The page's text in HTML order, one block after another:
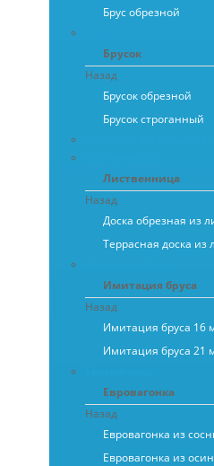
Брус обрезной
Брусок
Назад
Брусок обрезной
Брусок строганный
Лиственница
Назад
Доска обрезная из
Террасная доска
Имитация бруса
Назад
Имитация бруса 16
Имитация бруса 21
Евровагонка
Назад
Евровагонка из
Евровагонка из